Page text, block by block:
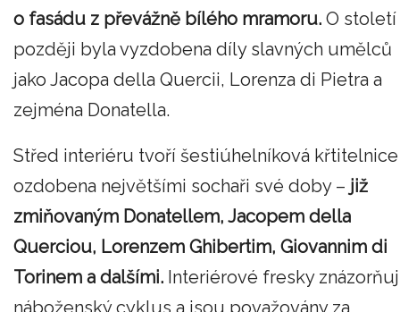
o fasádu z převážně bílého mramoru. O století
později byla vyzdobena díly slavných umělců
jako Jacopa della Quercii, Lorenza di Pietra a
zejména Donatella.
Střed interiéru tvoří šestiúhelníková křtitelnice
ozdobena největšími sochaři své doby – již
zmiňovaným Donatellem, Jacopem della
Querciou, Lorenzem Ghibertim, Giovannim di
Torinem a dalšími. Interiérové fresky